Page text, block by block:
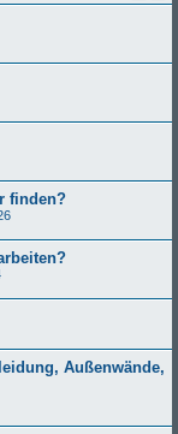
finden?
Außenwände,